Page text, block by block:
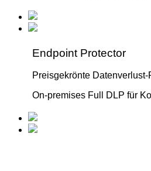
Endpoint Protector
Preisgekrönte Datenverlust-
On-premises Full DLP für